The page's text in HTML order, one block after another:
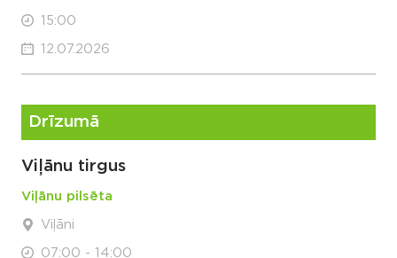
15:00
12.07.2026
Drīzumā
Viļānu tirgus
Viļānu pilsēta
Viļāni
07:00 - 14:00